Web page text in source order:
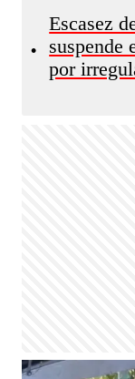
•
Escasez
suspende
por